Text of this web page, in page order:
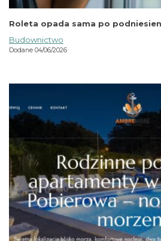
Roleta opada sama po
Budownictwo
Dodane 04/06/2026